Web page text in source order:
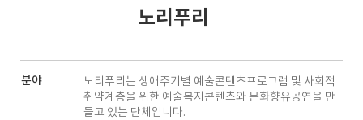
노리푸리
분야
노리푸리는 생애주기별 예술콘텐츠프로그램 및 사회적
취약계층을 위한 예술복지콘텐츠와 문화향유공연을 만
들고 있는 단체입니다.